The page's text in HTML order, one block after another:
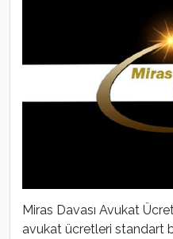
Miras Davası Avukat
avukat ücretleri standart